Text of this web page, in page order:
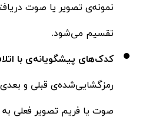
نمونه‌ی تصویر یا صوت
تقسیم می‌شود.
کدک‌های پیشگویانه‌ی با
رمزگشایی‌شده‌ی قبلی و
صوت یا فریم تصویر فعلی به